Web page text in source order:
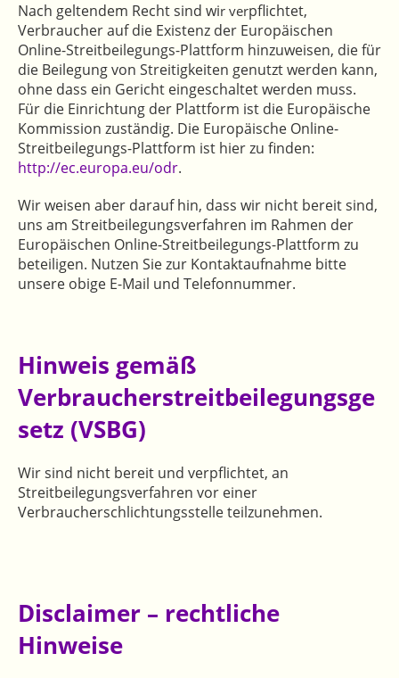
Nach geltendem Recht sind wir verpflichtet,
Verbraucher auf die Existenz der Europäischen
Online-Streitbeilegungs-Plattform hinzuweisen, die für
die Beilegung von Streitigkeiten genutzt werden kann,
ohne dass ein Gericht eingeschaltet werden muss.
Für die Einrichtung der Plattform ist die Europäische
Kommission zuständig. Die Europäische Online-
Streitbeilegungs-Plattform ist hier zu finden:
http://ec.europa.eu/odr.
Wir weisen aber darauf hin, dass wir nicht bereit sind,
uns am Streitbeilegungsverfahren im Rahmen der
Europäischen Online-Streitbeilegungs-Plattform zu
beteiligen. Nutzen Sie zur Kontaktaufnahme bitte
unsere obige E-Mail und Telefonnummer.
Hinweis gemäß
Verbraucherstreitbeilegungsge
setz (VSBG)
Wir sind nicht bereit und verpflichtet, an
Streitbeilegungsverfahren vor einer
Verbraucherschlichtungsstelle teilzunehmen.
Disclaimer – rechtliche
Hinweise